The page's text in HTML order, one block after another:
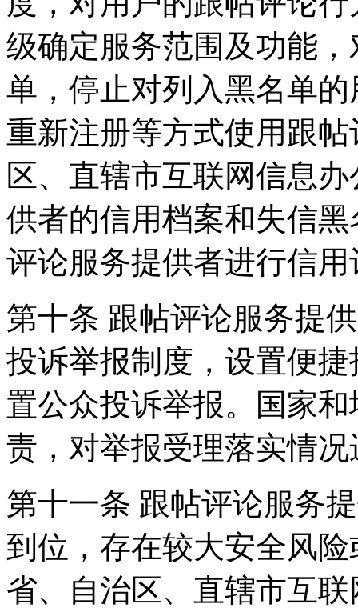
级确定服务范围及功能
单，停止对列入黑名单
重新注册等方式使用跟
区、直辖市互联网信息
供者的信用档案和失信
评论服务提供者进行信用
第十条 跟帖评论服务提
投诉举报制度，设置便
置公众投诉举报。国家
责，对举报受理落实情
第十一条 跟帖评论服务
到位，存在较大安全风
省、自治区、直辖市互